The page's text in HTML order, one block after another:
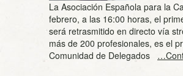
La Asociación Española para la
febrero, a las 16:00 horas, el
será retrasmitido en directo vía
más de 200 profesionales, es el
Comunidad de Delegados